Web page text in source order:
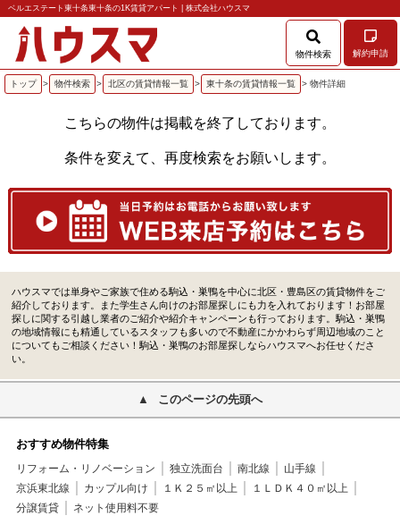
ベルエステート東十条東十条の1K賃貸アパート | 株式会社ハウスマ
物件検索 解約申請
トップ > 物件検索 > 北区の賃貸情報一覧 > 東十条の賃貸情報一覧 > 物件詳細
こちらの物件は掲載を終了しております。
条件を変えて、再度検索をお願いします。
ハウスマでは単身やご家族で住める駒込・巣鴨を中心に北区・豊島区の賃貸物件をご
紹介しております。また学生さん向けのお部屋探しにも力を入れております！お部屋
探しに関する引越し業者のご紹介や紹介キャンペーンも行っております。駒込・巣鴨
の地域情報にも精通しているスタッフも多いので不動産にかかわらず周辺地域のこと
についてもご相談ください！駒込・巣鴨のお部屋探しならハウスマへお任せくださ
い。
このページの先頭へ
おすすめ物件特集
リフォーム・リノベーション 独立洗面台 南北線
山手線
京浜東北線
カップル向け １Ｋ２５㎡以上
１ＬＤＫ４０㎡以上
分譲賃貸
ネット使用料不要